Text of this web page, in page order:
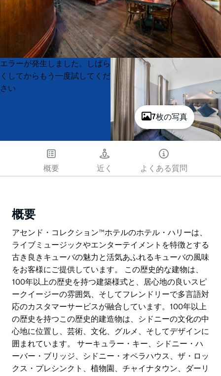
7枚の写真
Product
List
Product
List
エラーが発生しました。しばら
くしてからもう一度試してくだ
さい
概要 近く よくある質問
概要
アセンド・コレクション™ホテルのホテル・ハリーは、
ライブミュージックやエンターテイメントを特徴とする
古き良きキューバの魅力と活気あふれるキューバの風味
をお客様にご提供しています。 この歴史的な建物は、
100年以上の歴史を持つ建築様式と、居心地の良いスピ
ークイージーの雰囲気、そしてフレンドリーで多言語対
応のカスタマーサービスが融合しています。100年以上
の歴史を持つこの歴史的建造物は、シドニーの文化の中
心地に位置し、芸術、文化、グルメ、そしてデザインに
囲まれています。 サーキュラー・キー、シドニー・ハ
ーバー・ブリッジ、シドニー・オペラハウス、ザ・ロッ
クス・プレシンクト、植物園、チャイナタウン、ダーリ